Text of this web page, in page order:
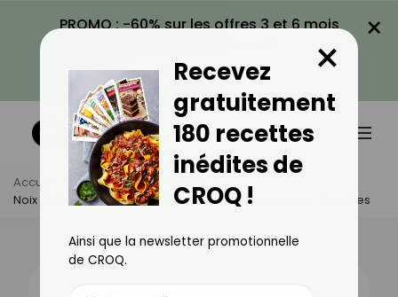
PROMO : -60% sur les offres 3 et 6 mois
VOIR LA PROMO
×
Accueil Actus
Alimentation
Noix De Muscade : Bienfaits, Valeurs Nutritionnelles Et Recettes
Recevez
gratuitement
180 recettes
inédites de
CROQ !
×
Ainsi que la newsletter promotionnelle
de CROQ.